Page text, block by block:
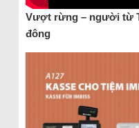
Vượt rừng – người từ
đông